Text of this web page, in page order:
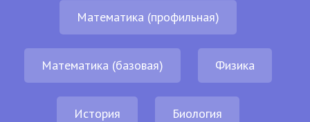
Математика (профильная)
Математика (базовая) Физика
История Биология